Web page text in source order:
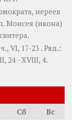
, иереев
Моисея (икона)
VI, 17-23 . Ряд.:
24 - XVIII, 4.
Сб
Вс